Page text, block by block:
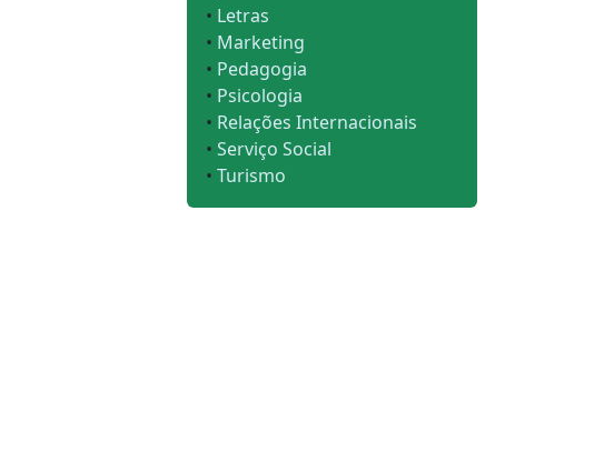
• Letras
• Marketing
• Pedagogia
• Psicologia
• Relações Internacionais
• Serviço Social
• Turismo